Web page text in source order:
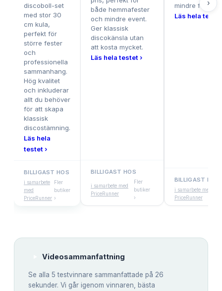
discoboll-set
med stor 30
cm kula,
perfekt för
större fester
och
professionella
sammanhang.
Hög kvalitet
och inkluderar
allt du behöver
för att skapa
klassisk
discostämning.
Läs hela
testet ›
BILLIGAST HOS
i samarbete
med
PriceRunner
Fler
butiker
›
både hemmafester
och mindre event.
Ger klassisk
discokänsla utan
att kosta mycket.
Läs hela testet ›
BILLIGAST HOS
i samarbete med
PriceRunner
Fler
butiker
›
mindre fester.
Läs hela testet
BILLIGAST HOS
i samarbete med
PriceRunner
›
Videosammanfattning
Se alla 5 testvinnare sammanfattade på 26
sekunder. Vi går igenom vinnaren, bästa